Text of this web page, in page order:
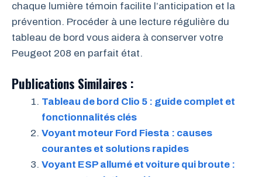
chaque lumière témoin facilite l’anticipation et la
prévention. Procéder à une lecture régulière du
tableau de bord vous aidera à conserver votre
Peugeot 208 en parfait état.
Publications Similaires :
Tableau de bord Clio 5 : guide complet et
fonctionnalités clés
Voyant moteur Ford Fiesta : causes
courantes et solutions rapides
Voyant ESP allumé et voiture qui broute :